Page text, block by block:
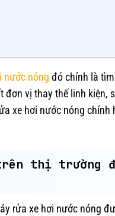
nước nóng đó chính là
vị thay thế linh kiện,
xe hơi nước nóng chính
thị trường
rửa xe hơi nước nóng